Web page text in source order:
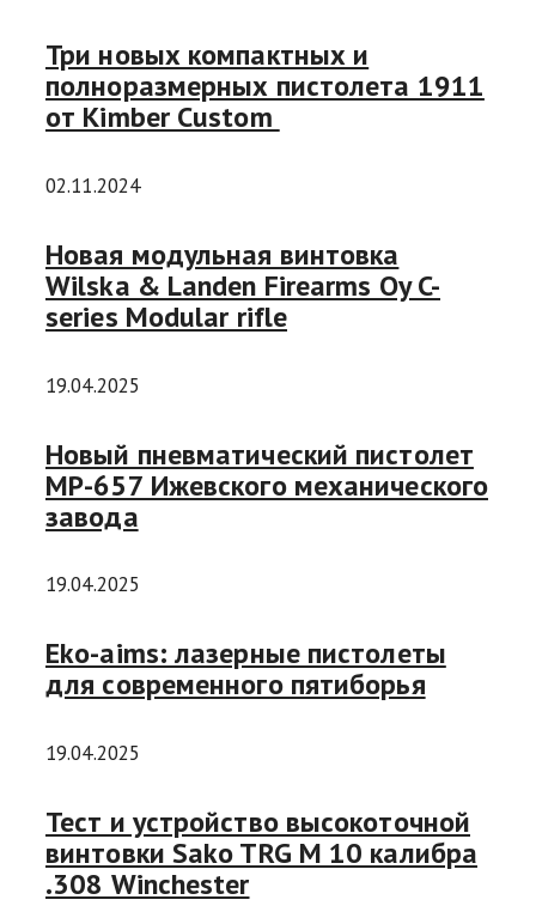
Три новых компактных и
полноразмерных пистолета 1911
от Kimber Custom
02.11.2024
Новая модульная винтовка
Wilska & Landen Firearms Oy C-
series Modular rifle
19.04.2025
Новый пневматический пистолет
MP-657 Ижевского механического
завода
19.04.2025
Eko-aims: лазерные пистолеты
для современного пятиборья
19.04.2025
Тест и устройство высокоточной
винтовки Sako TRG M 10 калибра
.308 Winchester